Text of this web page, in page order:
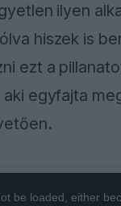
ilyen
hiszek is
ezt a
aki egyfajta
be loaded, either